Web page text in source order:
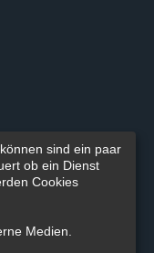
sind ein paar
ob ein Dienst
Cookies
Medien